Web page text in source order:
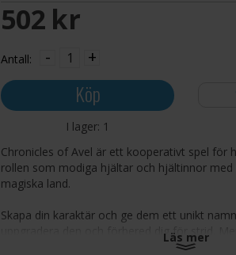
502 SEK
Antall: - +
Köp
I lager: 1
Chronicles of Avel är ett kooperativt spel för
rollen som modiga hjältar och hjältinnor
magiska land.
Skapa din karaktär och ge dem ett unikt
uppgradera den och förbered dig för strid.
du tar med dig noggrant, eftersom din
Läs mer